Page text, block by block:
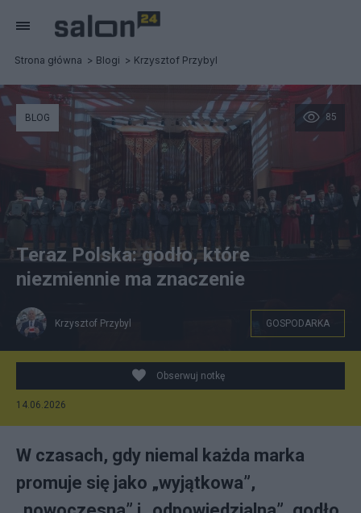
Strona główna Blogi Krzysztof Przybyl
Fot. Teraz Polska
85
BLOG
Teraz Polska: godło, które
niezmiennie ma znaczenie
Krzysztof Przybyl GOSPODARKA
Obserwuj notkę
14.06.2026
W czasach, gdy niemal każda marka
promuje się jako „wyjątkowa”,